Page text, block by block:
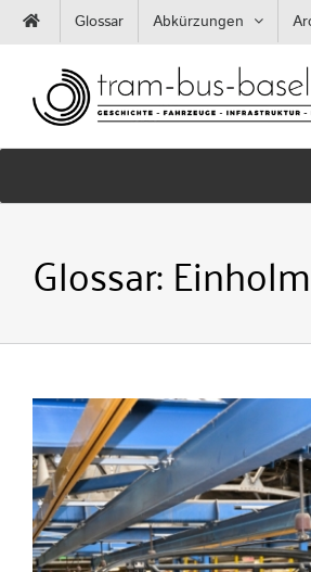
Zum
Inhalt
Glossar Abkürzungen
Glossar: